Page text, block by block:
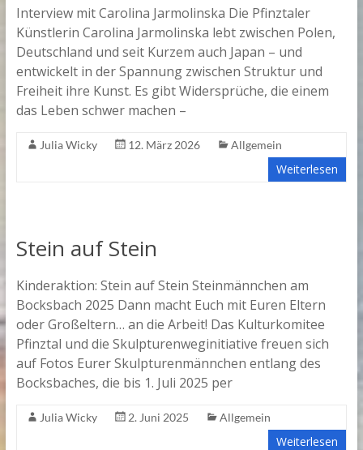
Interview mit Carolina Jarmolinska Die Pfinztaler
Künstlerin Carolina Jarmolinska lebt zwischen Polen,
Deutschland und seit Kurzem auch Japan – und
entwickelt in der Spannung zwischen Struktur und
Freiheit ihre Kunst. Es gibt Widersprüche, die einem
das Leben schwer machen –
Julia Wicky 12. März 2026 Allgemein
Weiterlesen
Stein auf Stein
Kinderaktion: Stein auf Stein Steinmännchen am
Bocksbach 2025 Dann macht Euch mit Euren Eltern
oder Großeltern… an die Arbeit! Das Kulturkomitee
Pfinztal und die Skulpturenweginitiative freuen sich
auf Fotos Eurer Skulpturenmännchen entlang des
Bocksbaches, die bis 1. Juli 2025 per
Julia Wicky 2. Juni 2025 Allgemein
Weiterlesen